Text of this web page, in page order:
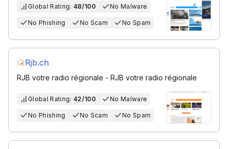
Global Rating: 48/100 No Malware
No Phishing No Scam No Spam
Rjb.ch
RJB votre radio régionale - RJB votre radio régionale
Global Rating: 42/100 No Malware
No Phishing No Scam No Spam